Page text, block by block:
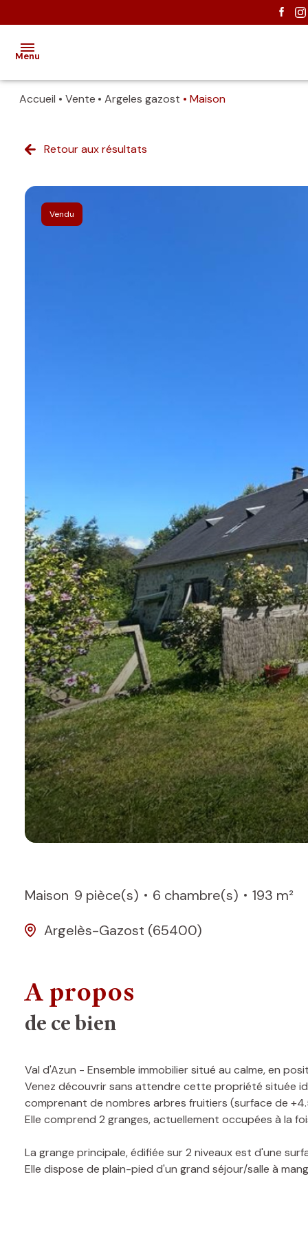
Menu
VENTES
Accueil Vente Argeles gazost Maison
Retour aux résultats
Vendu
Maison 9 pièce(s) 6 chambre(s)
193 m²
Argelès-Gazost (65400)
A propos
de ce bien
Val d'Azun - Ensemble immobilier situé au calme, en
Venez découvrir sans attendre cette propriété située
comprenant de nombres arbres fruitiers (surface de
Elle comprend 2 granges, actuellement occupées à la
La grange principale, édifiée sur 2 niveaux est d'une
Elle dispose de plain-pied d'un grand séjour/salle à
L'accès à l'étage se fait soit par un escalier intérieur ou